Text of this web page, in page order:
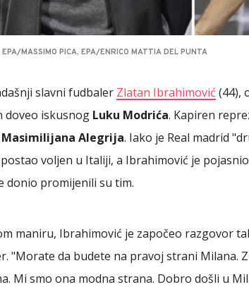
MASSIMO PICA, EPA/ENRICO MATTIA DEL PUNTA
slavni fudbaler Zlatan Ibrahimović (44),
doveo iskusnog Luku Modrića. Kapiren
Masimilijana Alegrija. Iako je Real madrid
voljen u Italiji, a Ibrahimović je
donio promijenili su tim.
maniru, Ibrahimović je započeo razgovor
"Morate da budete na pravoj strani Milana.
Mi smo ona modna strana. Dobro došli u